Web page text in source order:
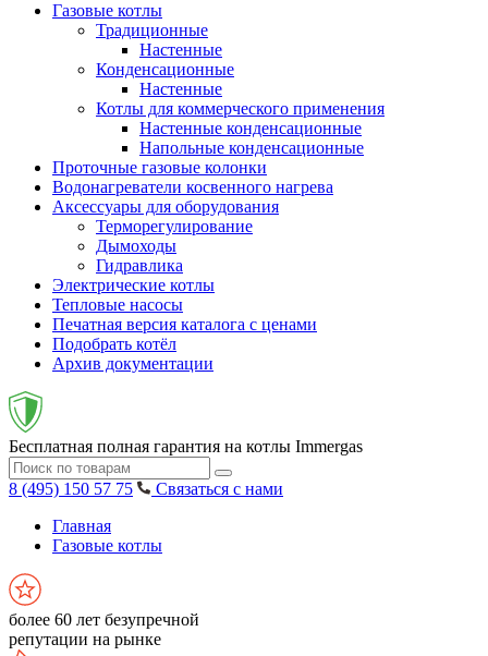
Газовые котлы
Традиционные
Настенные
Конденсационные
Настенные
Котлы для коммерческого применения
Настенные конденсационные
Напольные конденсационные
Проточные газовые колонки
Водонагреватели косвенного нагрева
Аксессуары для оборудования
Терморегулирование
Дымоходы
Гидравлика
Электрические котлы
Тепловые насосы
Печатная версия каталога с ценами
Подобрать котёл
Архив документации
Бесплатная полная гарантия на котлы Immergas
8 (495) 150 57 75
Связаться с нами
Главная
Газовые котлы
более 60 лет безупречной
репутации на рынке